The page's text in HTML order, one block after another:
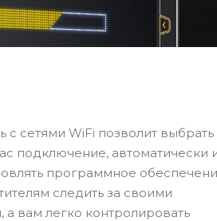
с сетями WiFi позволит выбрать
подключение, автоматически
программное
следить за своими
а вам легко контролировать